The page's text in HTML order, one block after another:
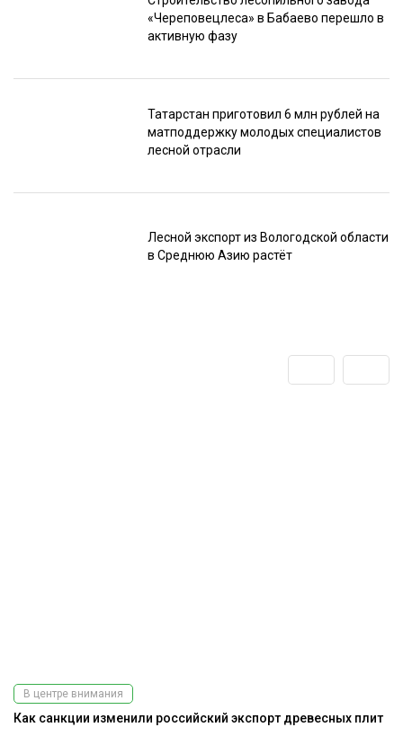
«Череповецлеса» в Бабаево перешло в
активную фазу
Татарстан приготовил 6 млн рублей на
матподдержку молодых специалистов
лесной отрасли
Лесной экспорт из Вологодской области
в Среднюю Азию растёт
В центре внимания
Как санкции изменили российский экспорт древесных плит